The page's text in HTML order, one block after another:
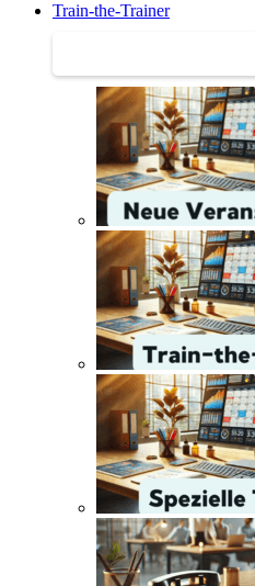
Train-the-Trainer